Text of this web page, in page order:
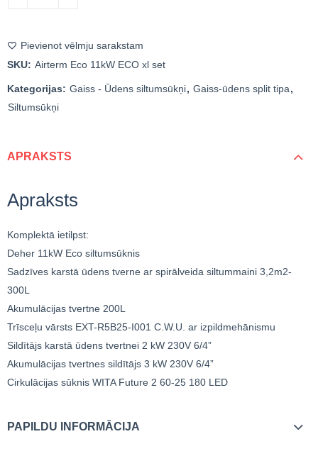
Pievienot vēlmju sarakstam
SKU: Airterm Eco 11kW ECO xl set
Kategorijas: Gaiss - Ūdens siltumsūkņi, Gaiss-ūdens split tipa,
Siltumsūkņi
APRAKSTS
Apraksts
Komplektā ietilpst:
Deher 11kW Eco siltumsūknis
Sadzīves karstā ūdens tverne ar spirālveida siltummaini 3,2m2-
300L
Akumulācijas tvertne 200L
Trīsceļu vārsts EXT-R5B25-I001 C.W.U. ar izpildmehānismu
Sildītājs karstā ūdens tvertnei 2 kW 230V 6/4”
Akumulācijas tvertnes sildītājs 3 kW 230V 6/4”
Cirkulācijas sūknis WITA Future 2 60-25 180 LED
PAPILDU INFORMĀCIJA